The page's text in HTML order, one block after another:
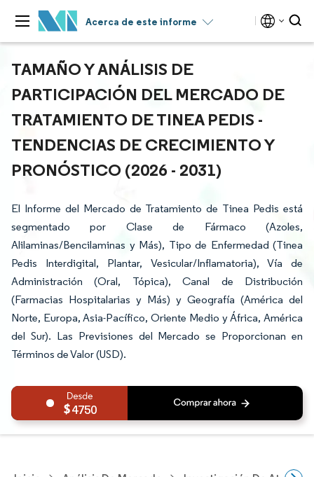
Acerca de este informe
TAMAÑO Y ANÁLISIS DE
PARTICIPACIÓN DEL MERCADO DE
TRATAMIENTO DE TINEA PEDIS -
TENDENCIAS DE CRECIMIENTO Y
PRONÓSTICO (2026 - 2031)
El Informe del Mercado de Tratamiento de Tinea Pedis está
segmentado por Clase de Fármaco (Azoles,
Alilaminas/Bencilaminas y Más), Tipo de Enfermedad (Tinea
Pedis Interdigital, Plantar, Vesicular/Inflamatoria), Vía de
Administración (Oral, Tópica), Canal de Distribución
(Farmacias Hospitalarias y Más) y Geografía (América del
Norte, Europa, Asia-Pacífico, Oriente Medio y África, América
del Sur). Las Previsiones del Mercado se Proporcionan en
Términos de Valor (USD).
4750